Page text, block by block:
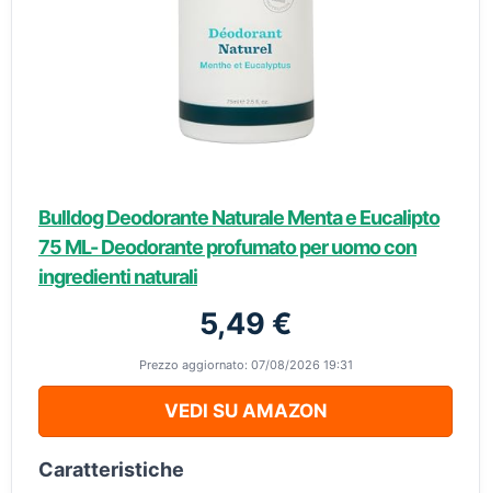
Bulldog Deodorante Naturale Menta e Eucalipto
75 ML- Deodorante profumato per uomo con
ingredienti naturali
5,49 €
Prezzo aggiornato: 07/08/2026 19:31
VEDI SU AMAZON
Caratteristiche